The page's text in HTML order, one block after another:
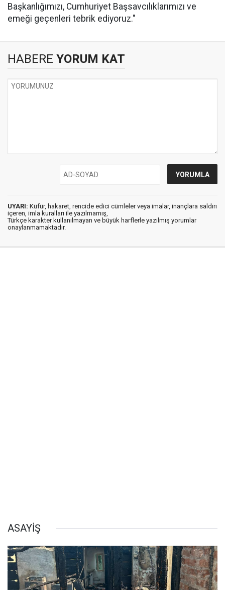
Başkanlığımızı, Cumhuriyet Başsavcılıklarımızı ve
emeği geçenleri tebrik ediyoruz."
HABERE YORUM KAT
UYARI: Küfür, hakaret, rencide edici cümleler veya imalar, inançlara saldırı
içeren, imla kuralları ile yazılmamış,
Türkçe karakter kullanılmayan ve büyük harflerle yazılmış yorumlar
onaylanmamaktadır.
ASAYİŞ